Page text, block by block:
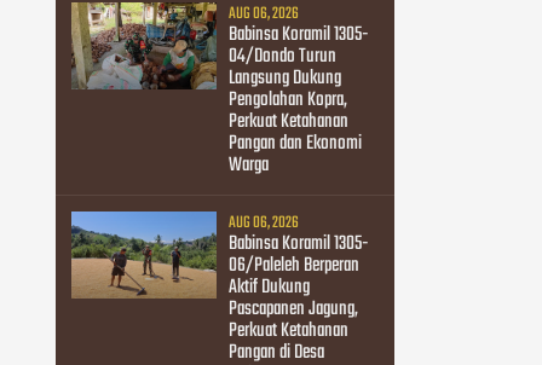
AUG 06, 2026
Babinsa Koramil 1305-
04/Dondo Turun
Langsung Dukung
Pengolahan Kopra,
Perkuat Ketahanan
Pangan dan Ekonomi
Warga
AUG 06, 2026
Babinsa Koramil 1305-
06/Paleleh Berperan
Aktif Dukung
Pascapanen Jagung,
Perkuat Ketahanan
Pangan di Desa